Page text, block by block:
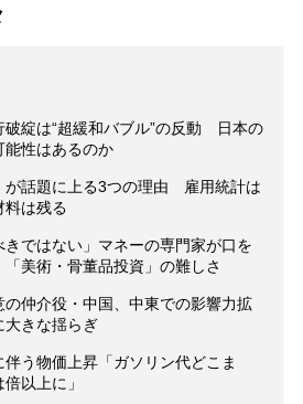
破綻は“超緩和バブル”の反動 日本の
能性はあるのか
が話題に上る3つの理由 雇用統計は
料は残る
きではない」マネーの専門家が口を
美術・骨董品投資」の難しさ
仲介役・中国、中東での影響力拡
大きな揺らぎ
う物価上昇「ガソリン代どこま
以上に」